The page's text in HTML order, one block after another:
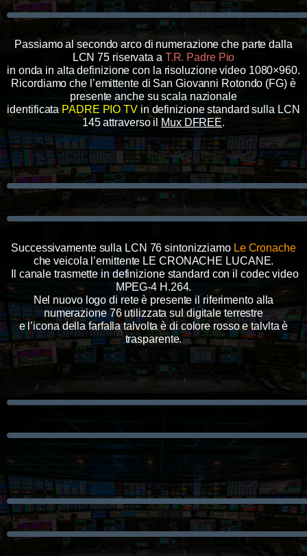
Passiamo al secondo arco di numerazione che parte dalla
LCN 75 riservata a T.R. Padre Pio
in onda in alta definizione con la risoluzione video 1080×960.
Ricordiamo che l’emittente di San Giovanni Rotondo (FG) è
presente anche su scala nazionale
identificata PADRE PIO TVin definizione standard sulla LCN
145 attraverso il
Mux DFREE.
Successivamente sulla LCN 76 sintonizziamo Le Cronache
che veicola l’emittente LE CRONACHE LUCANE.
Il canale trasmette in definizione standard con il codec video
MPEG-4 H.264.
Nel nuovo logo di rete è presente il riferimento alla
numerazione 76 utilizzata sul digitale terrestre
e l’icona della farfalla talvolta è di colore rosso e talvlta è
trasparente.